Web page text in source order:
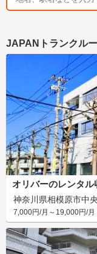
JAPANトランクル
オリバーのレンタ
神奈川県相模原市中
7,000円/月～19,000円/月